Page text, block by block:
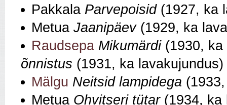
Pakkala Parvepoisid(1927, ka
Metua Jaanipäev(1929, ka
Raudsepa Mikumärdi(1930, ka
õnnistus (1931, ka lavakujundus)
Mälgu Neitsid lampidega
Metua Ohvitseri tütar(1934, ka